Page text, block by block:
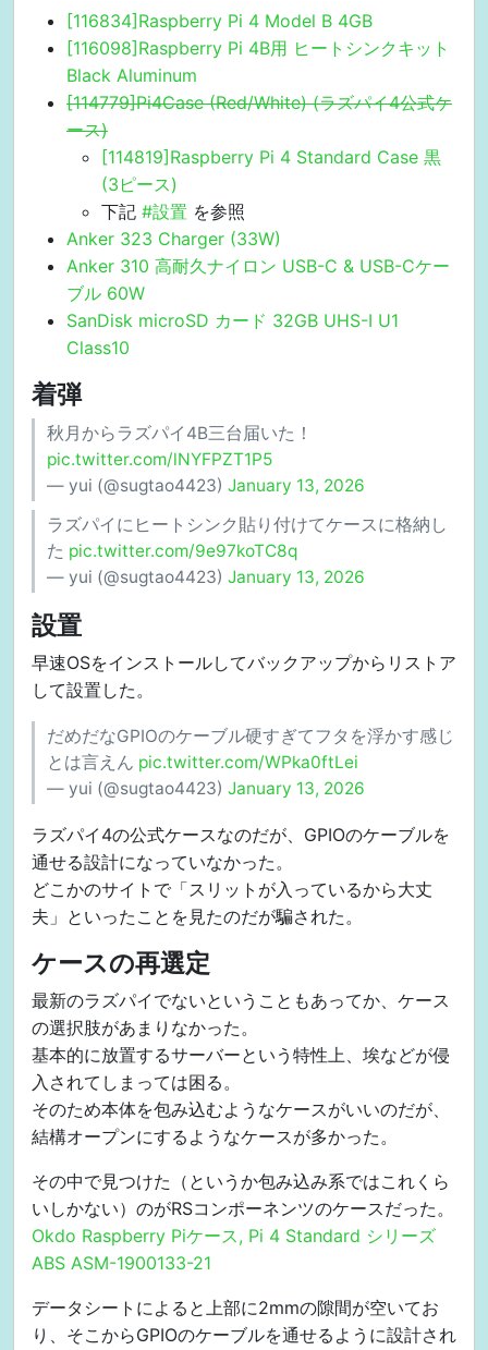
[116834]Raspberry Pi 4 Model B 4GB
[116098]Raspberry Pi 4B用 ヒートシンクキット
Black Aluminum
[114779]Pi4Case (Red/White) (ラズパイ4公式ケ
ース)
[114819]Raspberry Pi 4 Standard Case 黒
(3ピース)
下記 #設置 を参照
Anker 323 Charger (33W)
Anker 310 高耐久ナイロン USB-C & USB-Cケー
ブル 60W
SanDisk microSD カード 32GB UHS-I U1
Class10
着弾
秋月からラズパイ4B三台届いた！
pic.twitter.com/lNYFPZT1P5
— yui (@sugtao4423) January 13, 2026
ラズパイにヒートシンク貼り付けてケースに格納し
た pic.twitter.com/9e97koTC8q
— yui (@sugtao4423) January 13, 2026
設置
早速OSをインストールしてバックアップからリストア
して設置した。
だめだなGPIOのケーブル硬すぎてフタを浮かす感じ
とは言えん pic.twitter.com/WPka0ftLei
— yui (@sugtao4423) January 13, 2026
ラズパイ4の公式ケースなのだが、GPIOのケーブルを
通せる設計になっていなかった。
どこかのサイトで「スリットが入っているから大丈
夫」といったことを見たのだが騙された。
ケースの再選定
最新のラズパイでないということもあってか、ケース
の選択肢があまりなかった。
基本的に放置するサーバーという特性上、埃などが侵
入されてしまっては困る。
そのため本体を包み込むようなケースがいいのだが、
結構オープンにするようなケースが多かった。
その中で見つけた（というか包み込み系ではこれくら
いしかない）のがRSコンポーネンツのケースだった。
Okdo Raspberry Piケース, Pi 4 Standard シリーズ
ABS ASM-1900133-21
データシートによると上部に2mmの隙間が空いてお
り、そこからGPIOのケーブルを通せるように設計され